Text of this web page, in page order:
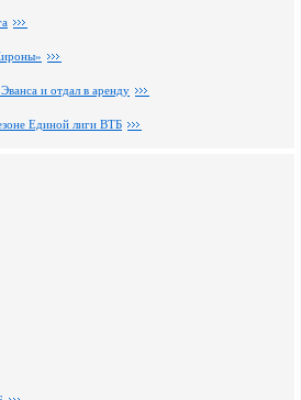
и отдал в аренду
Единой лиги ВТБ